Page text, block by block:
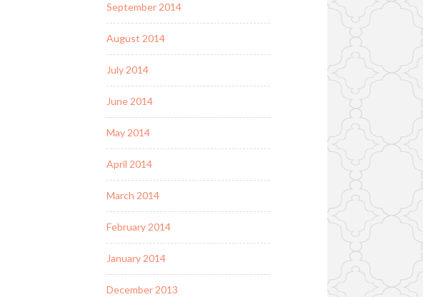
September 2014
August 2014
July 2014
June 2014
May 2014
April 2014
March 2014
February 2014
January 2014
December 2013